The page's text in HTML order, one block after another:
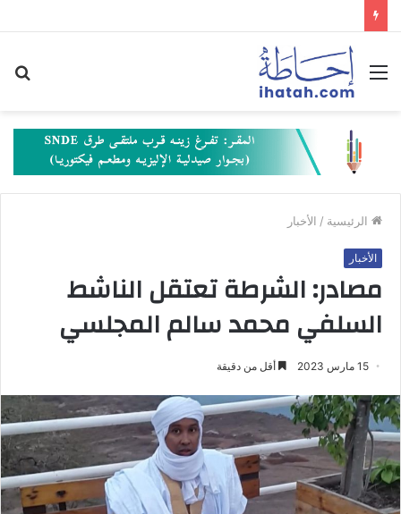
القائمة
الرئيسية / الأخبار
الأخبار
مصادر: الشرطة تعتقل الناشط
السلفي محمد سالم المجلسي
15 مارس 2023 أقل من دقيقة